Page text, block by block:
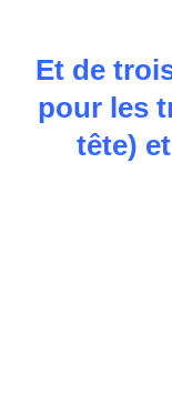
Et de
pour les
tête)